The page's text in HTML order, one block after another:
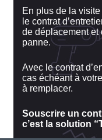
En plus de la
le contrat
de déplacement et
panne.
Avec le contrat
cas échéant à
à remplacer.
Souscrire un
c’est la solution